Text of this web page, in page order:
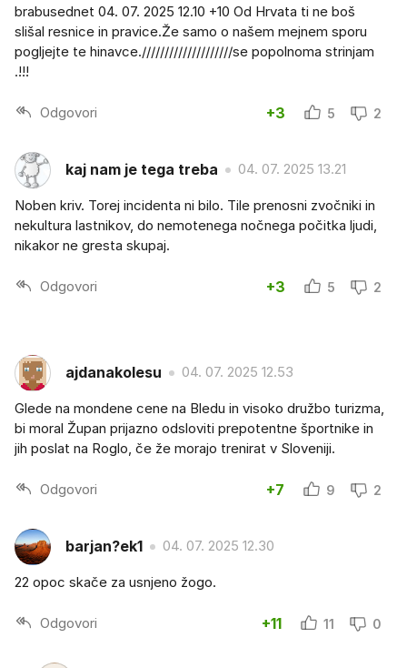
brabusednet 04. 07. 2025 12.10 +10 Od Hrvata ti ne boš
slišal resnice in pravice.Že samo o našem mejnem sporu
pogljejte te hinavce.////////////////////se popolnoma strinjam
.!!!
Odgovori +3 5 2
kaj nam je tega treba 04. 07. 2025 13.21
Noben kriv. Torej incidenta ni bilo. Tile prenosni zvočniki in
nekultura lastnikov, do nemotenega nočnega počitka ljudi,
nikakor ne gresta skupaj.
Odgovori +3 5 2
ajdanakolesu 04. 07. 2025 12.53
Glede na mondene cene na Bledu in visoko družbo turizma,
bi moral Župan prijazno odsloviti prepotentne športnike in
jih poslat na Roglo, če že morajo trenirat v Sloveniji.
Odgovori +7 9 2
barjan?ek1 04. 07. 2025 12.30
22 opoc skače za usnjeno žogo.
Odgovori +11 11 0